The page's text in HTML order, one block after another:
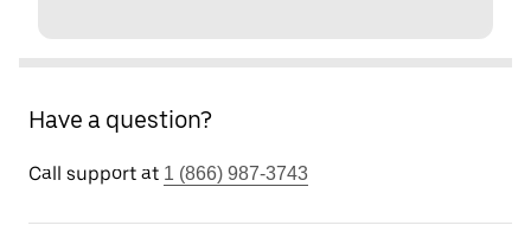
Have a question?
Call support at 1 (866) 987-3743